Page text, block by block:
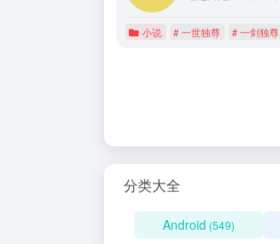
小说 # 一世独尊 # 一剑独尊
分类大全
Android (549)